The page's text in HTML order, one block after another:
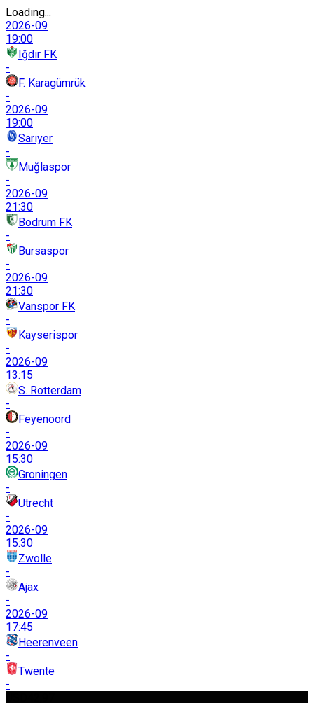
Loading...
2026-09
19:00
Iğdır FK
-
F. Karagümrük
-
2026-09
19:00
Sarıyer
-
Muğlaspor
-
2026-09
21:30
Bodrum FK
-
Bursaspor
-
2026-09
21:30
Vanspor FK
-
Kayserispor
-
2026-09
13:15
S. Rotterdam
-
Feyenoord
-
2026-09
15:30
Groningen
-
Utrecht
-
2026-09
15:30
Zwolle
-
Ajax
-
2026-09
17:45
Heerenveen
-
Twente
-